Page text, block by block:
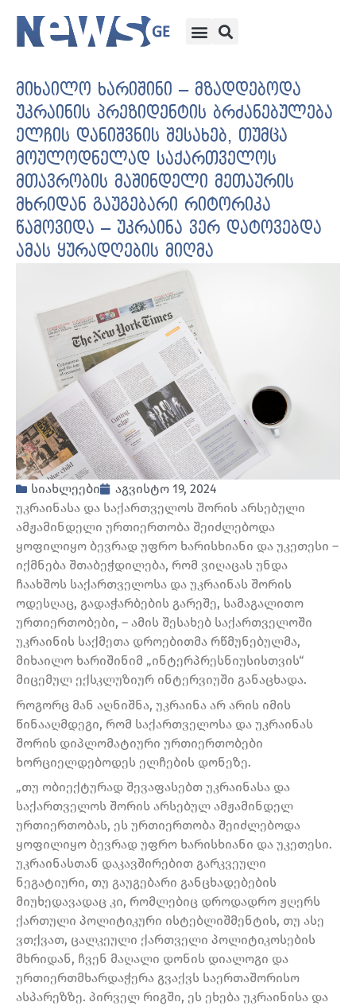
მიხაილო ხარიშინი – მზადდებოდა
უკრაინის პრეზიდენტის ბრძანებულება
ელჩის დანიშვნის შესახებ, თუმცა
მოულოდნელად საქართველოს
მთავრობის მაშინდელი მეთაურის
მხრიდან გაუგებარი რიტორიკა
წამოვიდა – უკრაინა ვერ დატოვებდა
ამას ყურადღების მიღმა
სიახლეები
აგვისტო 19, 2024
უკრაინასა და საქართველოს შორის არსებული
ამჟამინდელი ურთიერთობა შეიძლებოდა
ყოფილიყო ბევრად უფრო ხარისხიანი და უკეთესი –
იქმნება შთაბეჭდილება, რომ ვიღაცას უნდა
ჩაახშოს საქართველოსა და უკრაინას შორის
ოდესღაც, გადაჭარბების გარეშე, სამაგალითო
ურთიერთობები, – ამის შესახებ საქართველოში
უკრაინის საქმეთა დროებითმა რწმუნებულმა,
მიხაილო ხარიშინიმ „ინტერპრესნიუსისთვის“
მიცემულ ექსკლუზიურ ინტერვიუში განაცხადა.
როგორც მან აღნიშნა, უკრაინა არ არის იმის
წინააღმდეგი, რომ საქართველოსა და უკრაინას
შორის დიპლომატიური ურთიერთობები
ხორციელდებოდეს ელჩების დონეზე.
„თუ ობიექტურად შევაფასებთ უკრაინასა და
საქართველოს შორის არსებულ ამჟამინდელ
ურთიერთობას, ეს ურთიერთობა შეიძლებოდა
ყოფილიყო ბევრად უფრო ხარისხიანი და უკეთესი.
უკრაინასთან დაკავშირებით გარკვეული
ნეგატიური, თუ გაუგებარი განცხადებების
მიუხედავადაც კი, რომლებიც დროდადრო ჟღერს
ქართული პოლიტიკური ისტებლიშმენტის, თუ ასე
ვთქვათ, ცალკეული ქართველი პოლიტიკოსების
მხრიდან, ჩვენ მაღალი დონის დიალოგი და
ურთიერთმხარდაჭერა გვაქვს საერთაშორისო
ასპარეზზე. პირველ რიგში, ეს ეხება უკრაინისა და